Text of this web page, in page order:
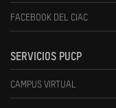
FACEBOOK DEL CIAC
SERVICIOS PUCP
CAMPUS VIRTUAL